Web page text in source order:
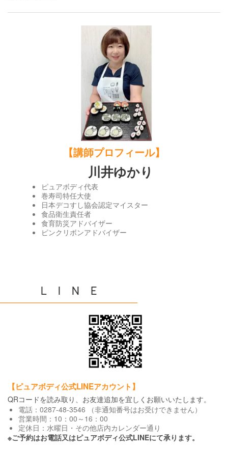
【講師プロフィール】
川井ゆかり
ピュアボディ代表
巻寿司特任大使
日本デコすし協会認定マイスター
食品衛生責任者
食育防災アドバイザー
ピンクリボンアドバイザー
【ピュアボディ公式LINEアカウント 】
QRコードを読み取り、お友達追加を宜しくお願いいたします。
電話：0287-48-3546 （非通知番号はお受けできません）
営業時間：10：00～16：00
定休日：水曜日・その他店内カレンダー通り
※ご予約はお電話又はピュアボディ公式LINEにて承ります。